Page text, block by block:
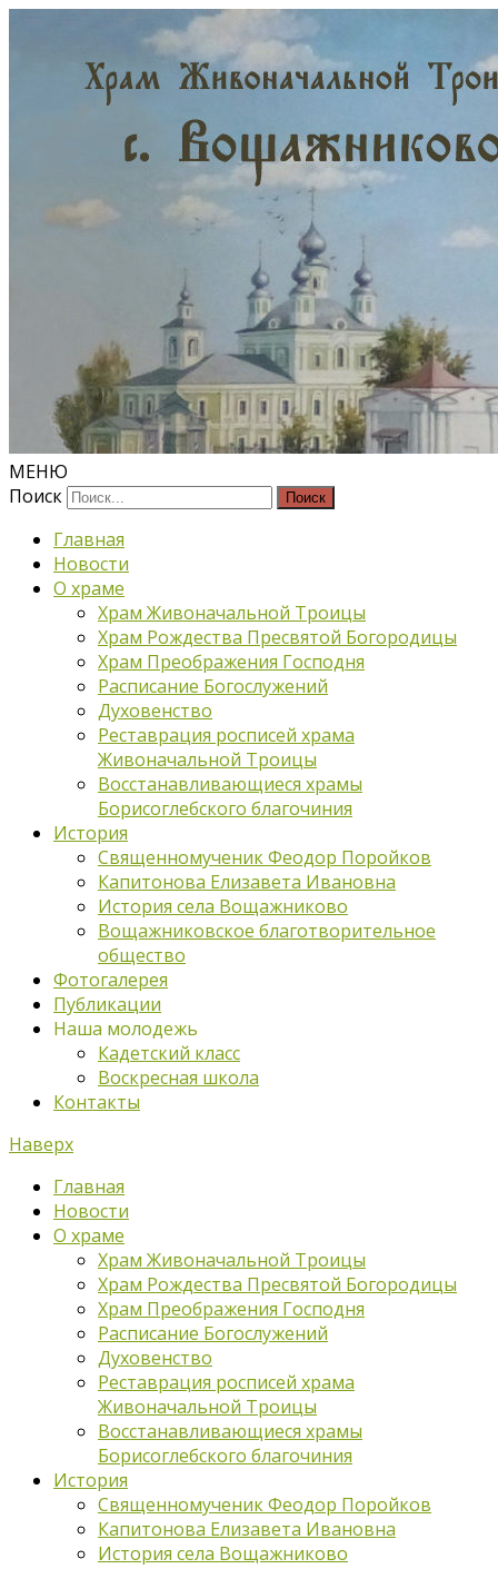
МЕНЮ
Поиск
Главная
Новости
О храме
Храм Живоначальной Троицы
Храм Рождества Пресвятой Богородицы
Храм Преображения Господня
Расписание Богослужений
Духовенство
Реставрация росписей храма
Живоначальной Троицы
Восстанавливающиеся храмы
Борисоглебского благочиния
История
Священномученик Феодор Поройков
Капитонова Елизавета Ивановна
История села Вощажниково
Вощажниковское благотворительное
общество
Фотогалерея
Публикации
Наша молодежь
Кадетский класс
Воскресная школа
Контакты
Наверх
Главная
Новости
О храме
Храм Живоначальной Троицы
Храм Рождества Пресвятой Богородицы
Храм Преображения Господня
Расписание Богослужений
Духовенство
Реставрация росписей храма
Живоначальной Троицы
Восстанавливающиеся храмы
Борисоглебского благочиния
История
Священномученик Феодор Поройков
Капитонова Елизавета Ивановна
История села Вощажниково